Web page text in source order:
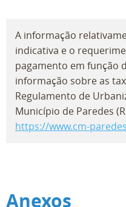
A informação
indicativa e o
pagamento em função
informação sobre as
Regulamento de
Município de Paredes
https://www.cm-
Anexos